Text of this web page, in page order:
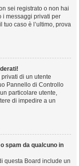
sei registrato o non hai
i messaggi privati per
tuo caso è l’ultimo, prova
​​di un utente
Pannello di Controllo
particolare utente,
di impedire a un
spam da qualcuno in
questa Board include un